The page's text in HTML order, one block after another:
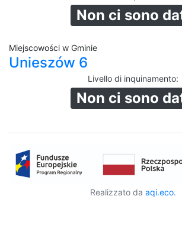
Non ci sono
Miejscowości w Gminie
Unieszów 6
Livello di inquinamento:
Non ci sono
Realizzato da aqi.eco.